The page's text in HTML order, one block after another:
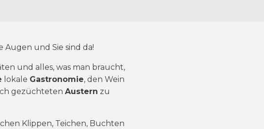
Augen und Sie sind da!
und alles, was man braucht,
lokale Gastronomie, den Wein
gezüchteten Austern zu
Klippen, Teichen, Buchten